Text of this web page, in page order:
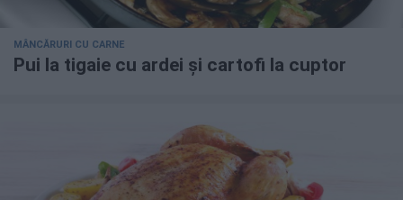
MÂNCĂRURI CU CARNE
Pui la tigaie cu ardei și cartofi la cuptor